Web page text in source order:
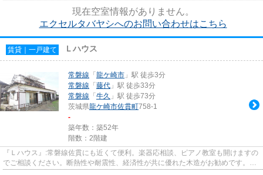
現在空室情報がありません。
エクセルタバヤシへのお問い合わせはこちら
賃貸｜一戸建て Ｌハウス
常磐線 「 龍ケ崎市 」駅 徒歩3分
常磐線 「 藤代 」駅 徒歩33分
常磐線 「 牛久 」駅 徒歩73分
茨城県龍ケ崎市佐貫町758-1
-
築年数：築52年
階数：2階建
『Ｌハウス』:常磐線佐貫にも近くて便利。楽器応相談、ピアノ教室も開けますの
でご相談ください。断熱性や耐震性、経済性が共に優れた木造がお勧めです。味